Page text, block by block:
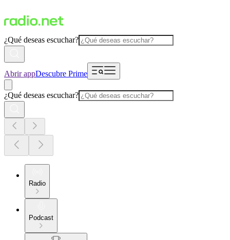
¿Qué deseas escuchar?
Abrir appDescubre Prime
¿Qué deseas escuchar?
Radio
Podcast